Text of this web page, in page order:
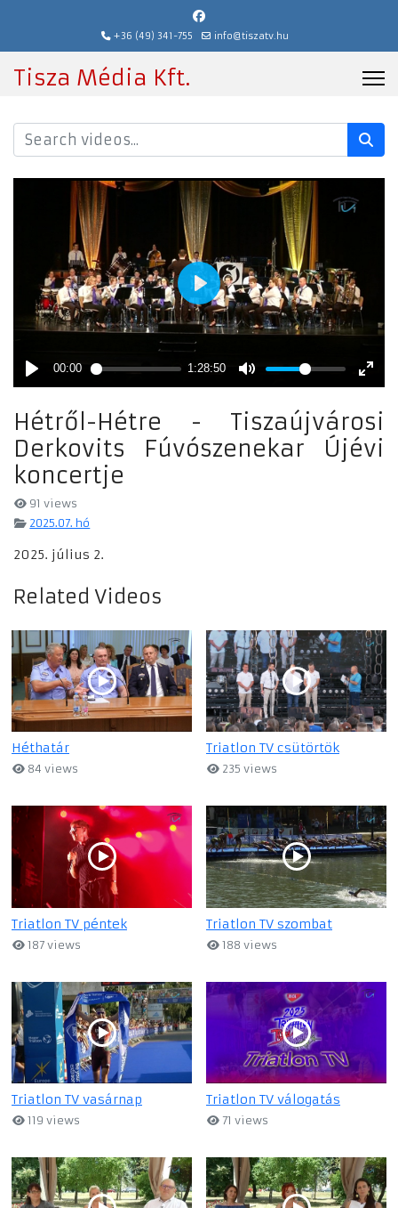
+36 (49) 341-755 info@tiszatv.hu
Tisza Média Kft.
Hétről-Hétre - Tiszaújvárosi
Derkovits Fúvószenekar Újévi
koncertje
91 views
2025.07. hó
2025. július 2.
Related Videos
Héthatár
84 views
Triatlon TV csütörtök
235 views
Triatlon TV péntek
187 views
Triatlon TV szombat
188 views
Triatlon TV vasárnap
119 views
Triatlon TV válogatás
71 views